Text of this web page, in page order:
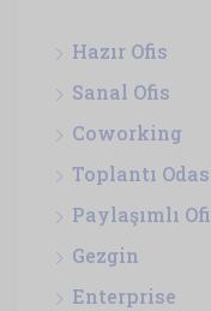
Hazır Ofis
Sanal Ofis
Coworking
Toplantı
Paylaşımlı
Gezgin
Enterprise